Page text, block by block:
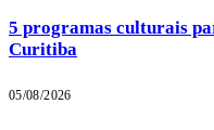
5 programas culturais
Curitiba
05/08/2026